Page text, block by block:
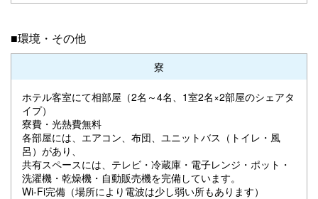
■環境・その他
寮
ホテル客室にて相部屋（2名～4名、1室2名×2部屋のシェアタ
イプ）
寮費・光熱費無料
各部屋には、エアコン、布団、ユニットバス（トイレ・風
呂）があり、
共有スペースには、テレビ・冷蔵庫・電子レンジ・ポット・
洗濯機・乾燥機・自動販売機を完備しています。
Wi-Fi完備（場所により電波は少し弱い所もあります）